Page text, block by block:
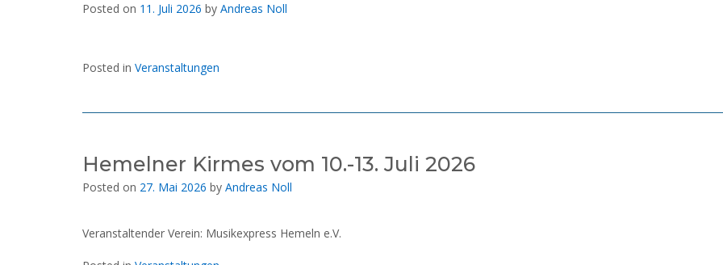
Posted on 11. Juli 2026 by Andreas Noll
Posted in Veranstaltungen
Hemelner Kirmes vom 10.-13. Juli 2026
Posted on 27. Mai 2026 by Andreas Noll
Veranstaltender Verein: Musikexpress Hemeln e.V.